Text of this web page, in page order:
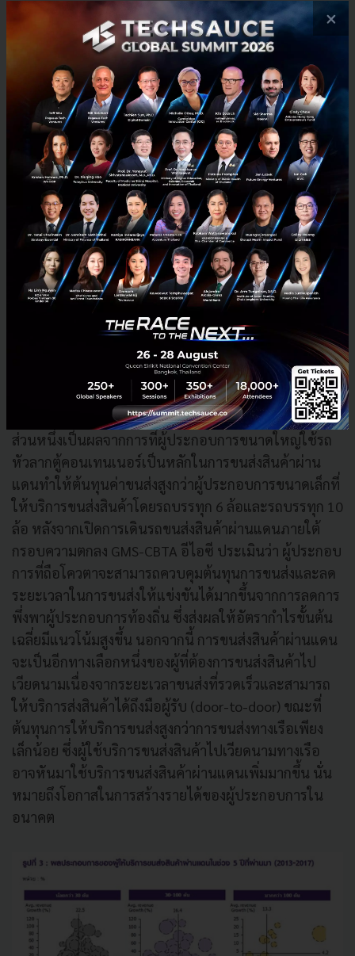
จากการเติบโตของการค้าผ่านแดนที่ผ่านมา ส่งผลให้
รายได้ผู้ประกอบการเติบโตเฉลี่ยราว 10% และอัตรา
กำไรขั้นต้นเฉลี่ยอยู่ที่ราว 20% และคาดว่าอัตรากำไร
ขั้นต้นเฉลี่ยของผู้ประกอบการภายใต้โควตา GMS-CBTA
จะมีแนวโน้มสูงขึ้นจากต้นทุนการขนส่งที่ลดลง
เมื่อมอง
ภาพรวมธุรกิจขนส่งสินค้าผ่านแดนพบว่า กว่า 80% ของ
ตลาดให้บริการโดยผู้ประกอบการขนาดใหญ่และกลางที่มี
รถขนส่งสินค้าจดทะเบียนกับกรมการขนส่งทางบกตั้งแต่
30 คันขึ้นไป โดยในช่วง 5 ปีที่ผ่านมา (2013-2017) จาก
การวิเคราะห์ของ EIC พบว่า จำนวนรถขนส่งสินค้าที่จด
ทะเบียนไม่ได้แสดงถึงขีดความสามารถในการแข่งขันของ
ผู้ประกอบการ สะท้อนจาก อัตรากำไรขั้นต้นของผู้
ประกอบการที่จดทะเบียนรถขนส่งสินค้าน้อยกว่า 30 คัน
เฉลี่ยสูงถึงราว 23% และการเติบโตของรายได้ผู้ประกอบ
การที่จดทะเบียนรถขนส่งสินค้าระหว่าง 30-100 คันอยู่ที่
13% ขณะที่ ผลประกอบการของผู้ประกอบการที่จด
ทะเบียนรถขนส่งสินค้ามากกว่า100 คันนั้นต่ำกว่าค่าเฉลี่ย
ภาพรวมผลประกอบการในตลาดขนส่งสินค้าผ่านแดน ซึ่ง
ส่วนหนึ่งเป็นผลจากการที่ผู้ประกอบการขนาดใหญ่ใช้รถ
หัวลากตู้คอนเทนเนอร์เป็นหลักในการขนส่งสินค้าผ่าน
แดนทำให้ต้นทุนค่าขนส่งสูงกว่าผู้ประกอบการขนาดเล็กที่
ให้บริการขนส่งสินค้าโดยรถบรรทุก 6 ล้อและรถบรรทุก 10
ล้อ หลังจากเปิดการเดินรถขนส่งสินค้าผ่านแดนภายใต้
กรอบความตกลง GMS-CBTA อีไอซี ประเมินว่า ผู้ประกอบ
การที่ถือโควตาจะสามารถควบคุมต้นทุนการขนส่งและลด
ระยะเวลาในการขนส่งให้แข่งขันได้มากขึ้นจากการลดการ
พึ่งพาผู้ประกอบการท้องถิ่น ซึ่งส่งผลให้อัตรากำไรขั้นต้น
เฉลี่ยมีแนวโน้มสูงขึ้น นอกจากนี้ การขนส่งสินค้าผ่านแดน
จะเป็นอีกทางเลือกหนึ่งของผู้ที่ต้องการขนส่งสินค้าไป
เวียดนามเนื่องจากระยะเวลาขนส่งที่รวดเร็วและสามารถ
ให้บริการส่งสินค้าได้ถึงมือผู้รับ (door-to-door) ขณะที่
ต้นทุนการให้บริการขนส่งสูงกว่าการขนส่งทางเรือเพียง
เล็กน้อย ซึ่งผู้ใช้บริการขนส่งสินค้าไปเวียดนามทางเรือ
อาจหันมาใช้บริการขนส่งสินค้าผ่านแดนเพิ่มมากขึ้น นั่น
หมายถึงโอกาสในการสร้างรายได้ของผู้ประกอบการใน
อนาคต
×